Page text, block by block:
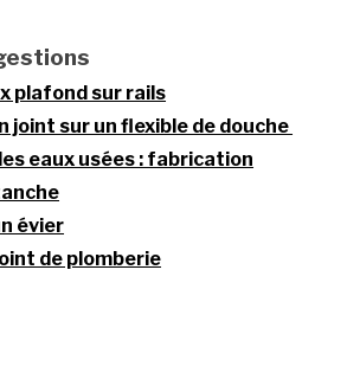
plafond sur rails
joint sur un flexible de douche
eaux usées : fabrication
évier
de plomberie